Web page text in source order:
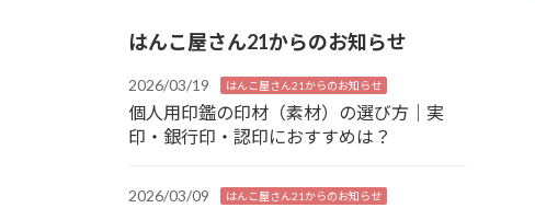
はんこ屋さん21からのお知らせ
2026/03/19 はんこ屋さん21からのお知らせ
個人用印鑑の印材（素材）の選び方｜実
印・銀行印・認印におすすめは？
2026/03/09 はんこ屋さん21からのお知らせ